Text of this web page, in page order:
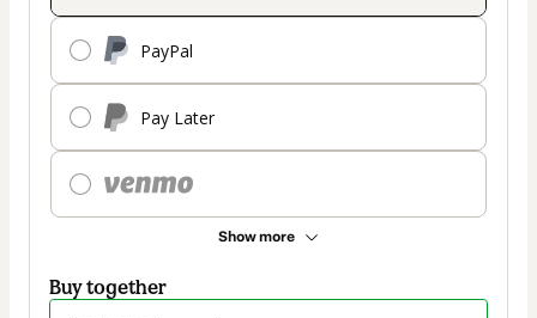
PayPal
Pay Later
Show more
Buy together